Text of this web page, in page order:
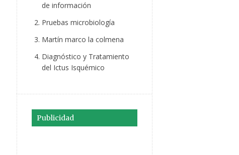
de información
Pruebas microbiología
Martín marco la colmena
Diagnóstico y Tratamiento
del Ictus Isquémico
Publicidad